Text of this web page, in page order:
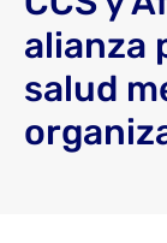
alianza
salud